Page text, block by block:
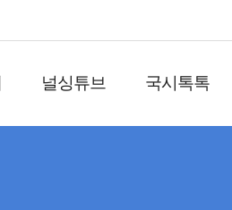
널싱튜브 국시톡톡